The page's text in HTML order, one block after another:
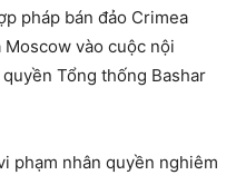
pháp bán đảo Crimea
Moscow vào cuộc nội
Tổng thống Bashar
phạm nhân quyền nghiêm